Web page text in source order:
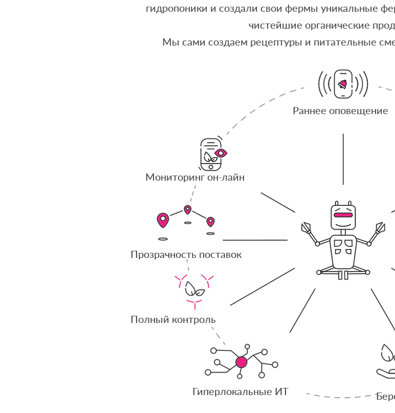
гидропоники и создали свои фермы уникальные
чистейшие органические
Мы сами создаем рецептуры и питательные
Гиперлокальные ИТ
Полный контроль
Прозрачность поставок
Мониторинг он-лайн
Раннее оповещение